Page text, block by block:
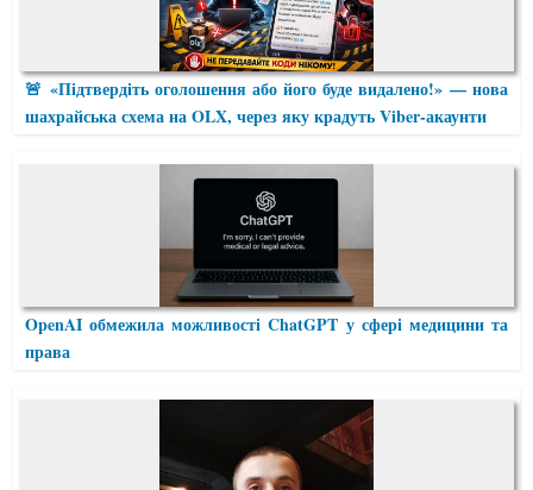
🚨 «Підтвердіть оголошення або його буде видалено!» — нова
шахрайська схема на OLX, через яку крадуть Viber-акаунти
OpenAI обмежила можливості ChatGPT у сфері медицини та
права